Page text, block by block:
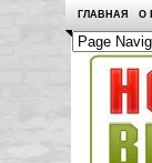
ГЛАВНАЯ О